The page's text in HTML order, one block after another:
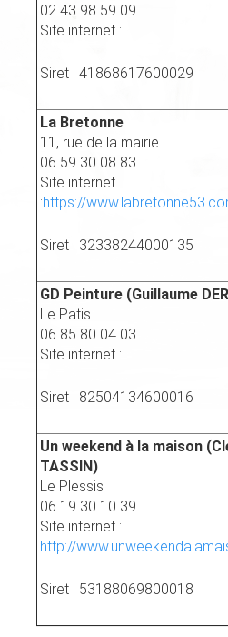
02 43 98 59 09
Site internet :
Siret : 41868617600029
La Bretonne
11, rue de la mairie
06 59 30 08 83
Site internet
:https://
Siret : 32338244000135
GD Peinture (Guillaume
Le Patis
06 85 80 04 03
Site internet :
Siret : 82504134600016
Un weekend à la maison
TASSIN)
Le Plessis
06 19 30 10 39
Site internet :
http://
Siret : 53188069800018